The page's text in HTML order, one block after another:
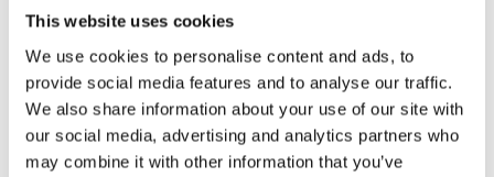
This website uses cookies
We use cookies to personalise content and ads, to
provide social media features and to analyse our traffic.
We also share information about your use of our site with
our social media, advertising and analytics partners who
may combine it with other information that you’ve